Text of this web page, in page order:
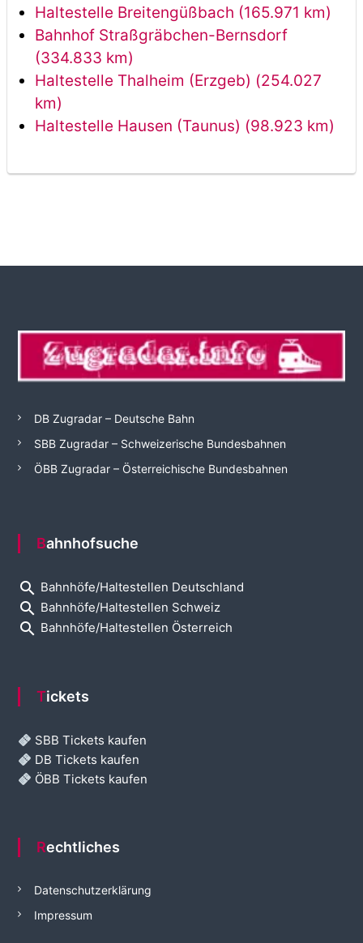
Haltestelle Breitengüßbach (165.971 km)
Bahnhof Straßgräbchen-Bernsdorf
(334.833 km)
Haltestelle Thalheim (Erzgeb) (254.027
km)
Haltestelle Hausen (Taunus) (98.923 km)
DB Zugradar – Deutsche Bahn
SBB Zugradar – Schweizerische Bundesbahnen
ÖBB Zugradar – Österreichische Bundesbahnen
Bahnhofsuche
search Bahnhöfe/Haltestellen Deutschland
search Bahnhöfe/Haltestellen Schweiz
search Bahnhöfe/Haltestellen Österreich
Tickets
SBB Tickets kaufen
DB Tickets kaufen
ÖBB Tickets kaufen
Rechtliches
Datenschutzerklärung
Impressum